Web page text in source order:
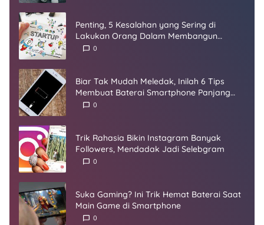
Penting, 5 Kesalahan yang Sering di
Lakukan Orang Dalam Membangun
Startup
0
Biar Tak Mudah Meledak, Inilah 6 Tips
Membuat Baterai Smartphone Panjang
Umur
0
Trik Rahasia Bikin Instagram Banyak
Followers, Mendadak Jadi Selebgram
0
Suka Gaming? Ini Trik Hemat Baterai Saat
Main Game di Smartphone
0